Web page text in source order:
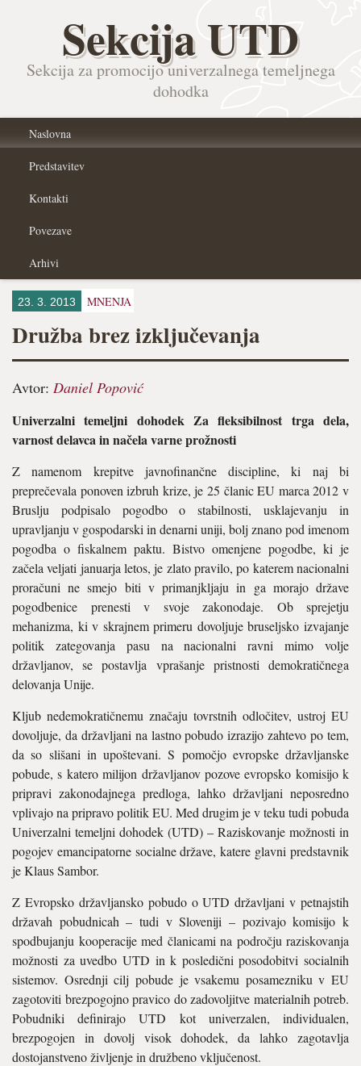
Sekcija UTD
Sekcija za promocijo univerzalnega temeljnega
dohodka
Naslovna
Predstavitev
Kontakti
Povezave
Arhivi
23. 3. 2013 MNENJA
Družba brez izključevanja
Avtor: Daniel Popović
Univerzalni temeljni dohodek Za fleksibilnost trga dela,
varnost delavca in načela varne prožnosti
Z namenom krepitve javnofinančne discipline, ki naj bi
preprečevala ponoven izbruh krize, je 25 članic EU marca 2012 v
Bruslju podpisalo pogodbo o stabilnosti, usklajevanju in
upravljanju v gospodarski in denarni uniji, bolj znano pod imenom
pogodba o fiskalnem paktu. Bistvo omenjene pogodbe, ki je
začela veljati januarja letos, je zlato pravilo, po katerem nacionalni
proračuni ne smejo biti v primanjkljaju in ga morajo države
pogodbenice prenesti v svoje zakonodaje. Ob sprejetju
mehanizma, ki v skrajnem primeru dovoljuje bruseljsko izvajanje
politik zategovanja pasu na nacionalni ravni mimo volje
državljanov, se postavlja vprašanje pristnosti demokratičnega
delovanja Unije.
Kljub nedemokratičnemu značaju tovrstnih odločitev, ustroj EU
dovoljuje, da državljani na lastno pobudo izrazijo zahtevo po tem,
da so slišani in upoštevani. S pomočjo evropske državljanske
pobude, s katero milijon državljanov pozove evropsko komisijo k
pripravi zakonodajnega predloga, lahko državljani neposredno
vplivajo na pripravo politik EU. Med drugim je v teku tudi pobuda
Univerzalni temeljni dohodek (UTD) – Raziskovanje možnosti in
pogojev emancipatorne socialne države, katere glavni predstavnik
je Klaus Sambor.
Z Evropsko državljansko pobudo o UTD državljani v petnajstih
državah pobudnicah – tudi v Sloveniji – pozivajo komisijo k
spodbujanju kooperacije med članicami na področju raziskovanja
možnosti za uvedbo UTD in k posledični posodobitvi socialnih
sistemov. Osrednji cilj pobude je vsakemu posamezniku v EU
zagotoviti brezpogojno pravico do zadovoljitve materialnih potreb.
Pobudniki definirajo UTD kot univerzalen, individualen,
brezpogojen in dovolj visok dohodek, da lahko zagotavlja
dostojanstveno življenje in družbeno vključenost.